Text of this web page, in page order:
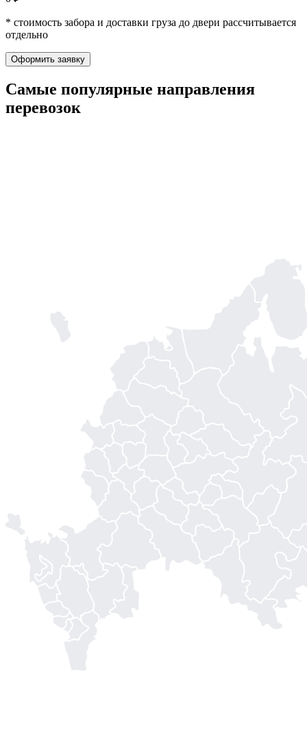
* стоимость забора и доставки груза до двери рассчитывается
отдельно
Оформить заявку
Самые популярные направления
перевозок